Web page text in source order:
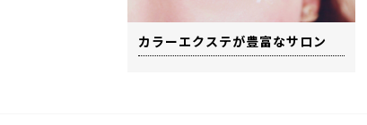
カラーエクステが豊富なサロン